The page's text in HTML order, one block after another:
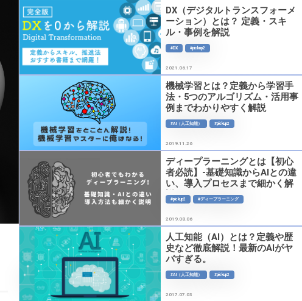
Perplexityが「Pages」を発表 – 最強のAI記事ジ
#Perplexity #pickup #翻訳記事 2024.07.09
DX（デジタルトランスフォーメ
ーション）とは？ 定義・スキ
ル・事例を解説
#DX #pickup2
2021.06.17
機械学習とは？定義から学習手
法・5つのアルゴリズム・活用事
例までわかりやすく解説
#AI（人工知能） #pickup2
2019.11.26
ディープラーニングとは【初心
者必読】-基礎知識からAIとの違
い、導入プロセスまで細かく解
説#pickup2 #ディープラーニング
2019.08.06
人工知能（AI）とは？定義や歴
史など徹底解説！最新のAIがヤ
バすぎる。
#AI（人工知能） #pickup2
2017.07.03